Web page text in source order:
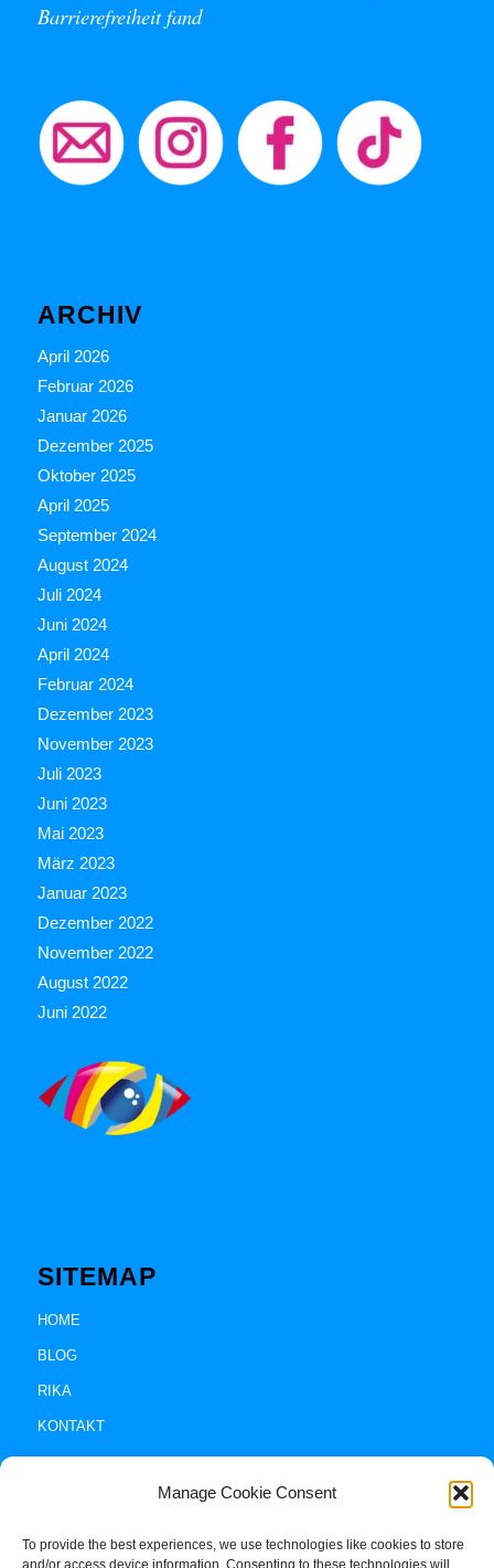
Manage Cookie Consent
To provide the best experiences, we use technologies like cookies to store
and/or access device information. Consenting to these technologies will
Barrierefreiheit fand
ARCHIV
April 2026
Februar 2026
Januar 2026
Dezember 2025
Oktober 2025
April 2025
September 2024
August 2024
Juli 2024
Juni 2024
April 2024
Februar 2024
Dezember 2023
November 2023
Juli 2023
Juni 2023
Mai 2023
März 2023
Januar 2023
Dezember 2022
November 2022
August 2022
Juni 2022
SITEMAP
HOME
BLOG
RIKA
KONTAKT